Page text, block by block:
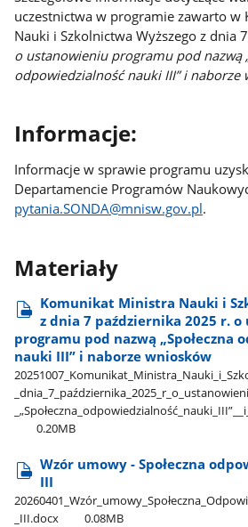
uczestnictwa w programie zawarto w
Nauki i Szkolnictwa Wyższego z dnia
o ustanowieniu programu pod nazwą
odpowiedzialność nauki III” i naborze
Informacje:
Informacje w sprawie programu
Departamencie Programów
pytania.SONDA@mnisw.gov.pl.
Materiały
Komunikat Ministra Nauki i
z dnia 7 października 2025 r.
programu pod nazwą „Społeczna
nauki III” i naborze wniosków
0.20MB
Wzór umowy - Społeczna
III
_III.docx
0.08MB